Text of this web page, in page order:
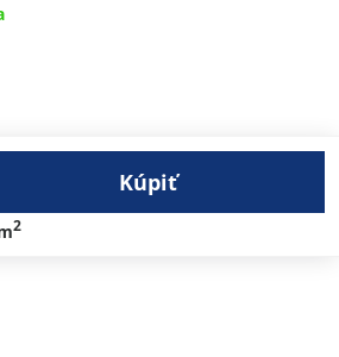
Kúpiť
2